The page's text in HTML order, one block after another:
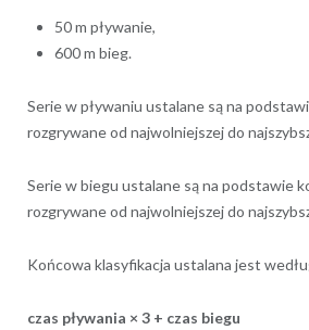
50 m pływanie,
600 m bieg.
Serie w pływaniu ustalane są na
rozgrywane od najwolniejszej do
Serie w biegu ustalane są na podstawie
rozgrywane od najwolniejszej do
Końcowa klasyfikacja ustalana jest
czas pływania × 3 + czas biegu